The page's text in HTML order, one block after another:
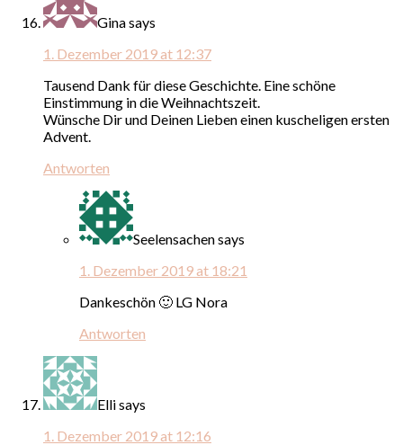
Ginasays
1. Dezember 2019 at 12:37
Tausend Dank für diese Geschichte. Eine schöne
Einstimmung in die Weihnachtszeit.
Wünsche Dir und Deinen Lieben einen kuscheligen ersten
Advent.
Antworten
Seelensachensays
1. Dezember 2019 at 18:21
Dankeschön 🙂 LG Nora
Antworten
Ellisays
1. Dezember 2019 at 12:16